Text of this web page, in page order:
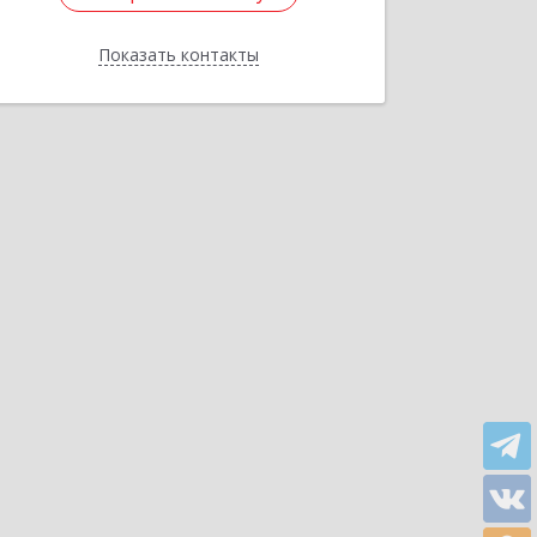
Показать контакты
Назад